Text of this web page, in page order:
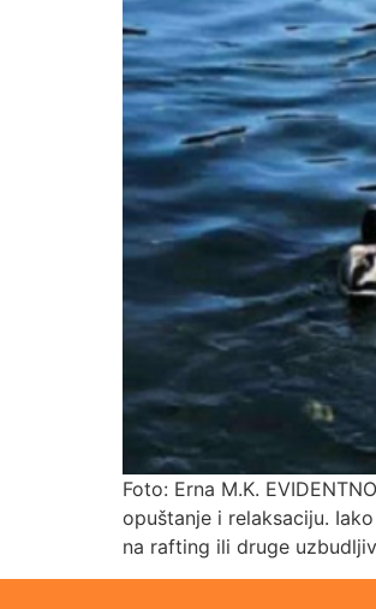
Foto: Erna M.K.
opuštanje i relaksaciju.
na rafting ili druge